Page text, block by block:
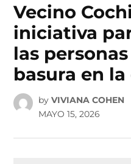
Vecino
iniciativa
las
basura en
by VIVIANA COHEN
MAYO 15, 2026